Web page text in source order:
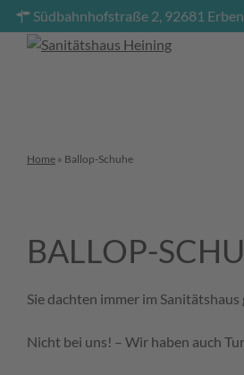
Südbahnhofstraße 2, 92681
Home » Ballop-Schuhe
BALLOP-
Sie dachten immer im
Nicht bei uns! – Wir haben auch